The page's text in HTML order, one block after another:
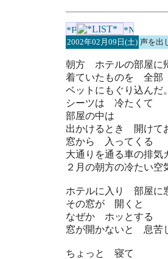
2002年02月09日(土) 声を
朝方 ホテルの部屋に
着ていたものを 全
ベットにもぐり込んだ。
シーツは 冷たくて
部屋の中は
出かけるとき 開けて
窓から 入ってくる
大通りを通る車の排
２月の朝方の冷たい空
ホテルに入り 部屋に
その窓が 開くと
なぜか ホッとする
窓が開かないと 息苦
ちょっと 寝て